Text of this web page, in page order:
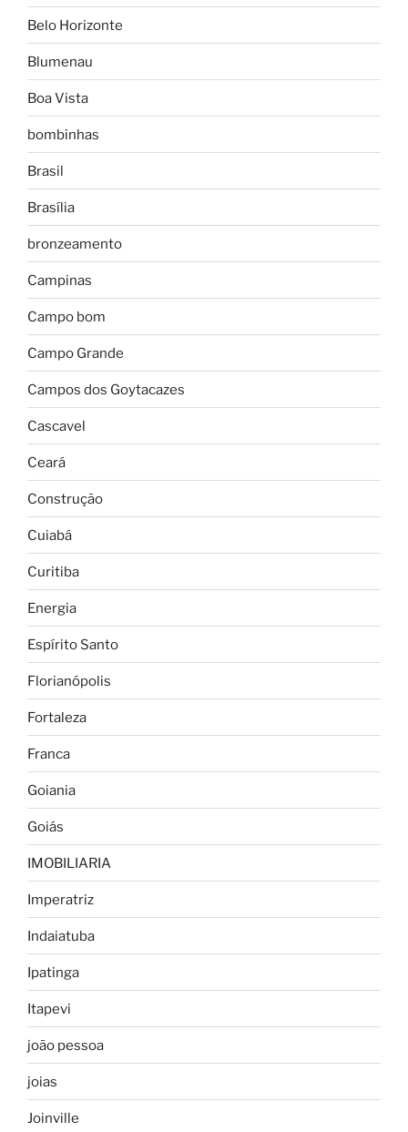
Belo Horizonte
Blumenau
Boa Vista
bombinhas
Brasil
Brasília
bronzeamento
Campinas
Campo bom
Campo Grande
Campos dos Goytacazes
Cascavel
Ceará
Construção
Cuiabá
Curitiba
Energia
Espírito Santo
Florianópolis
Fortaleza
Franca
Goiania
Goiás
IMOBILIARIA
Imperatriz
Indaiatuba
Ipatinga
Itapevi
joão pessoa
joias
Joinville